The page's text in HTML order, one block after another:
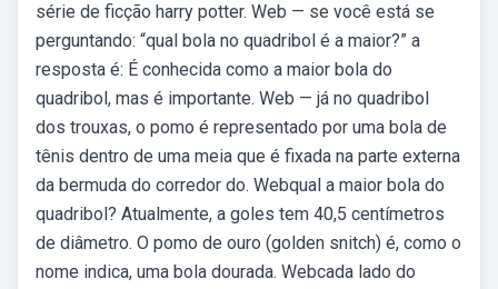
série de ficção harry potter. Web — se você está se
perguntando: “qual bola no quadribol é a maior?” a
resposta é: É conhecida como a maior bola do
quadribol, mas é importante. Web — já no quadribol
dos trouxas, o pomo é representado por uma bola de
tênis dentro de uma meia que é fixada na parte externa
da bermuda do corredor do. Webqual a maior bola do
quadribol? Atualmente, a goles tem 40,5 centímetros
de diâmetro. O pomo de ouro (golden snitch) é, como o
nome indica, uma bola dourada. Webcada lado do